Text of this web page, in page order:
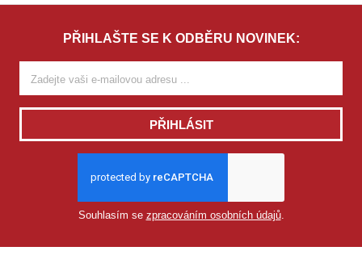
PŘIHLAŠTE SE K ODBĚRU NOVINEK:
PŘIHLÁSIT
Souhlasím se zpracováním osobních údajů.